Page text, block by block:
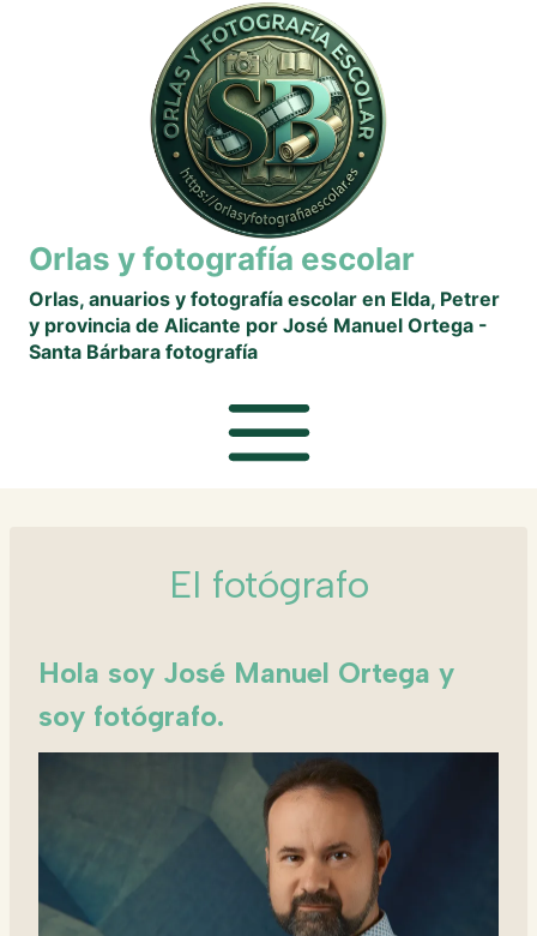
Orlas y fotografía escolar
Orlas, anuarios y fotografía escolar en Elda, Petrer
y provincia de Alicante por José Manuel Ortega -
Santa Bárbara fotografía
El fotógrafo
Hola soy José Manuel Ortega y
soy fotógrafo.